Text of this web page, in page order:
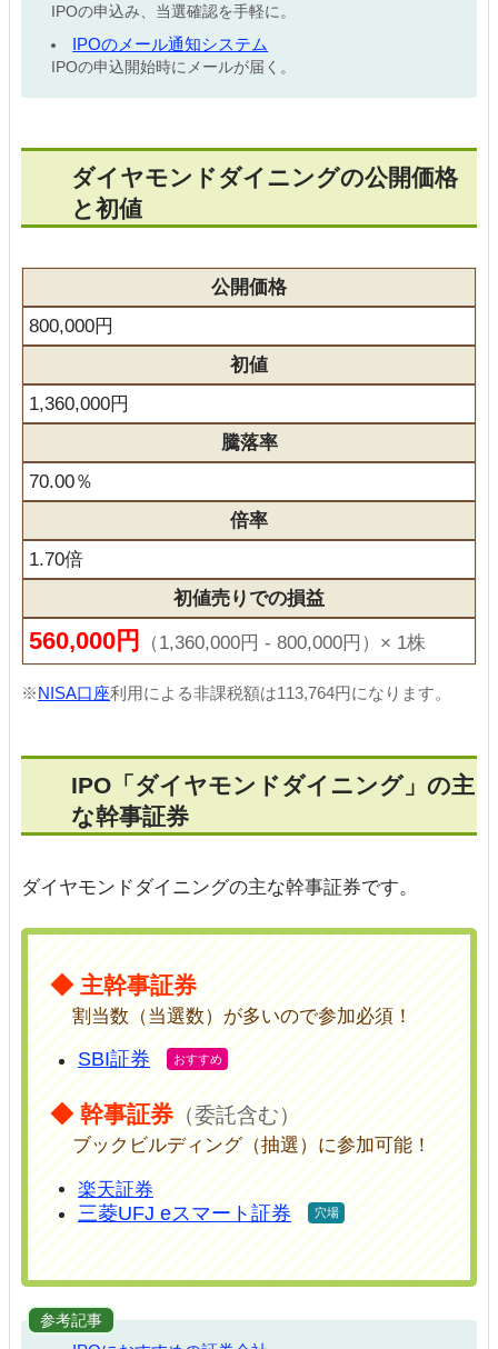
IPOの申込み、当選確認を手軽に。
IPOのメール通知システム
IPOの申込開始時にメールが届く。
ダイヤモンドダイニングの公開価格
と初値
公開価格
800,000円
初値
1,360,000円
騰落率
70.00％
倍率
1.70倍
初値売りでの損益
560,000円 （1,360,000円 - 800,000円）× 1株
※NISA口座利用による非課税額は113,764円になります。
IPO「ダイヤモンドダイニング」の主
な幹事証券
ダイヤモンドダイニングの主な幹事証券です。
◆ 主幹事証券
割当数（当選数）が多いので参加必須！
SBI証券
◆ 幹事証券（委託含む）
ブックビルディング（抽選）に参加可能！
楽天証券
三菱UFJ eスマート証券
参考記事